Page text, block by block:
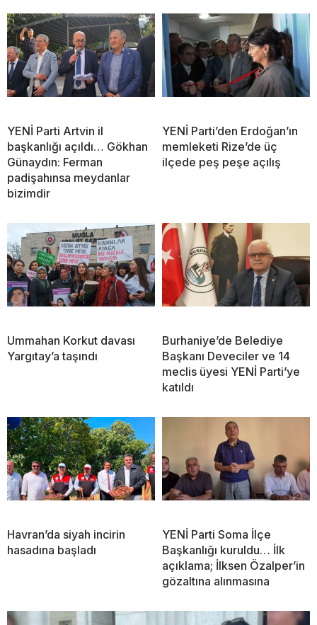
YENİ Parti Artvin il
başkanlığı açıldı… Gökhan
Günaydın: Ferman
padişahınsa meydanlar
bizimdir
YENİ Parti’den Erdoğan’ın
memleketi Rize’de üç
ilçede peş peşe açılış
Ummahan Korkut davası
Yargıtay’a taşındı
Burhaniye’de Belediye
Başkanı Deveciler ve 14
meclis üyesi YENİ Parti’ye
katıldı
Havran’da siyah incirin
hasadına başladı
YENİ Parti Soma İlçe
Başkanlığı kuruldu… İlk
açıklama; İlksen Özalper’in
gözaltına alınmasına